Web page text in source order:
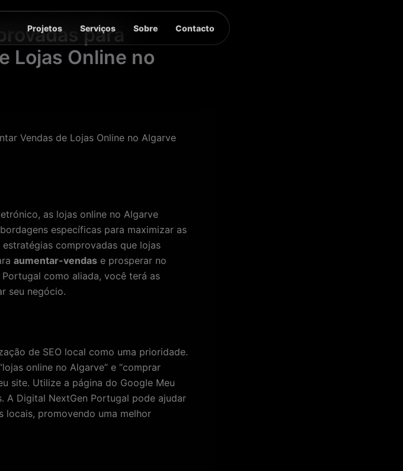
Projetos Serviços Sobre Contacto
para
Lojas Online no
Vendas de Lojas Online no Algarve
as lojas online no Algarve
específicas para maximizar as
comprovadas que lojas
aumentar-vendas e prosperar no
como aliada, você terá as
seu negócio.
de SEO local como uma prioridade.
online no Algarve” e “comprar
site. Utilize a página do Google Meu
A Digital NextGen Portugal pode ajudar
locais, promovendo uma melhor